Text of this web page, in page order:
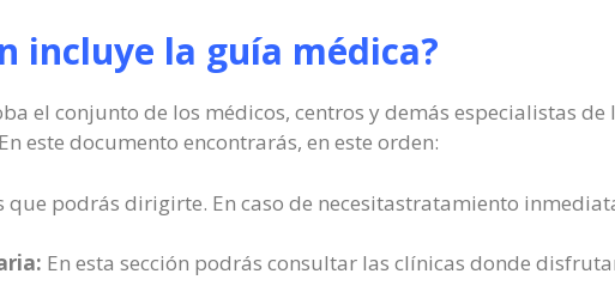
incluye la guía médica?
el conjunto de los médicos, centros y demás especialistas
este documento encontrarás, en este orden:
que podrás dirigirte. En caso de necesitastratamiento
En esta sección podrás consultar las clínicas donde